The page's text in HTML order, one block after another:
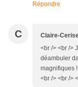
Répondre
C Claire-
<br /> <br />
déambuler
magnifiques
<br /> <br />